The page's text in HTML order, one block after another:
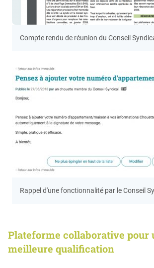
Compte rendu de réunion du Conseil
Rappel d'une fonctionnalité par le Conseil
Plateforme collaborative pour
meilleure qualification